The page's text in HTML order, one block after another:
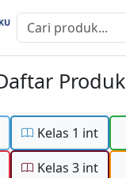
Produk
Kelas 1 int
Kelas 3 int